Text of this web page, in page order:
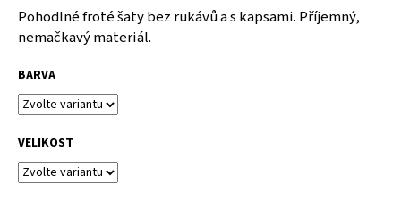
Pohodlné froté šaty bez rukávů a s kapsami. Příjemný,
nemačkavý materiál.
BARVA
VELIKOST
HLEDAT
D
o
p
r